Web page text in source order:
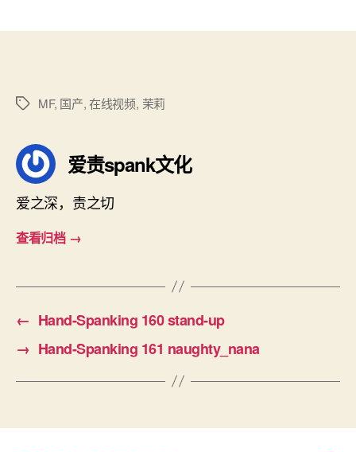
标
MF, 国产,在线视频, 茉莉
爱责spank文化
爱之深，责之切
查看归档 →
← Hand-Spanking 160 stand-up
→ Hand-Spanking 161 naughty_nana